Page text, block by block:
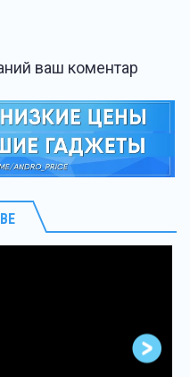
ваш коментар